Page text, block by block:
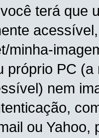
terá que
minha-
próprio PC
nem
ou